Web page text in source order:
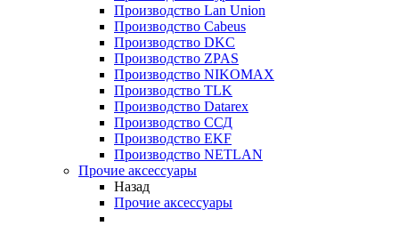
Производство Lan Union
Производство Cabeus
Производство DKC
Производство ZPAS
Производство NIKOMAX
Производство TLK
Производство Datarex
Производство ССД
Производство EKF
Производство NETLAN
Прочие аксеcсуары
Назад
Прочие аксеcсуары